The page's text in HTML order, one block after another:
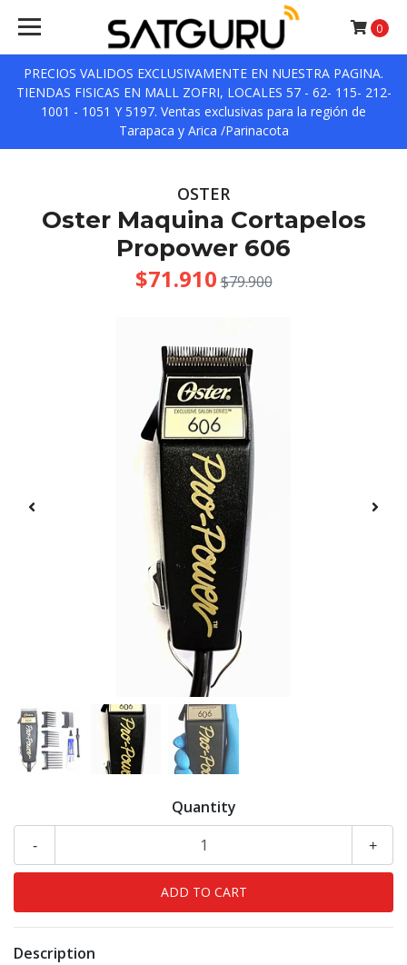
PRECIOS VALIDOS EXCLUSIVAMENTE EN NUESTRA PAGINA.
TIENDAS FISICAS EN MALL ZOFRI, LOCALES 57 - 62- 115- 212-
1001 - 1051 Y 5197. Ventas exclusivas para la región de
Tarapaca y Arica /Parinacota
0
OSTER
Oster Maquina Cortapelos
Propower 606
$71.910 $79.900
Quantity
+
-
Description